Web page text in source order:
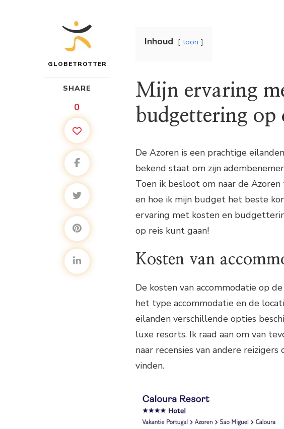
GLOBETROTTER
SHARE
0
Inhoud toon
Mijn ervaring
budgettering op
De Azoren is een prachtige
bekend staat om zijn
Toen ik besloot om naar de
en hoe ik mijn budget het beste
ervaring met kosten en
op reis kunt gaan!
Kosten van
De kosten van accommodatie op
het type accommodatie en de
eilanden verschillende opties
luxe resorts. Ik raad aan om van
naar recensies van andere
vinden.